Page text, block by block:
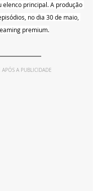
elenco principal. A produção
no dia 30 de maio,
premium.
A PUBLICIDADE